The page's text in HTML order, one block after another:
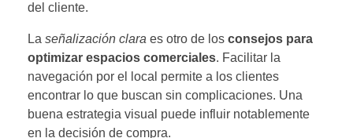
del cliente.
La señalización clara es otro de los consejos para
optimizar espacios comerciales. Facilitar la
navegación por el local permite a los clientes
encontrar lo que buscan sin complicaciones. Una
buena estrategia visual puede influir notablemente
en la decisión de compra.